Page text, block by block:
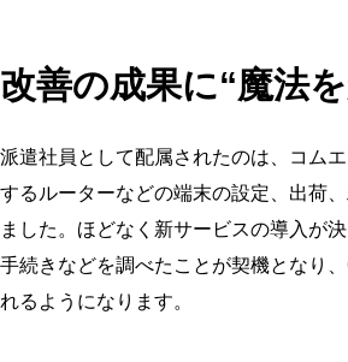
改善の成果に“魔法
派遣社員として配属されたのは、コム
するルーターなどの端末の設定、出荷
ました。ほどなく新サービスの導入が
手続きなどを調べたことが契機となり
れるようになります。